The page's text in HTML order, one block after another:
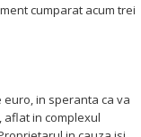
cumparat acum trei
euro, in speranta ca va
in complexul